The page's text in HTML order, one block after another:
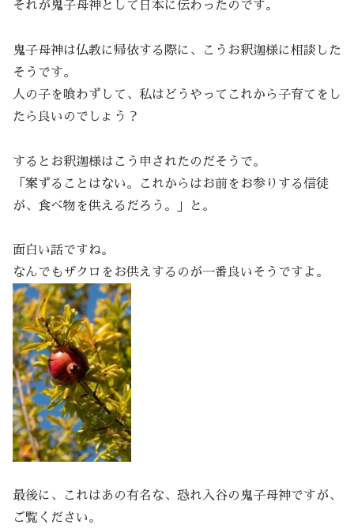
それが鬼子母神として日本に伝わったのです。
鬼子母神は仏教に帰依する際に、こうお釈迦様に相談した
そうです。
人の子を喰わずして、私はどうやってこれから子育てをし
たら良いのでしょう？
するとお釈迦様はこう申されたのだそうで。
「案ずることはない。これからはお前をお参りする信徒
が、食べ物を供えるだろう。」と。
面白い話ですね。
なんでもザクロをお供えするのが一番良いそうですよ。
最後に、これはあの有名な、恐れ入谷の鬼子母神ですが、
ご覧ください。